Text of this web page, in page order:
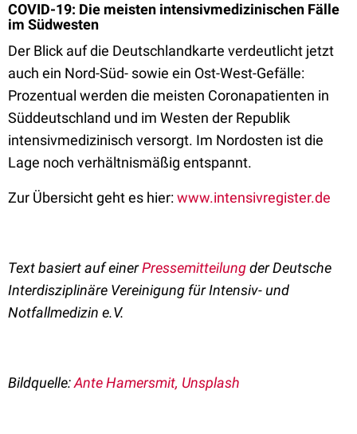
COVID-19: Die meisten intensivmedizinischen Fälle
im Südwesten
Der Blick auf die Deutschlandkarte verdeutlicht jetzt
auch ein Nord-Süd- sowie ein Ost-West-Gefälle:
Prozentual werden die meisten Coronapatienten in
Süddeutschland und im Westen der Republik
intensivmedizinisch versorgt. Im Nordosten ist die
Lage noch verhältnismäßig entspannt.
Zur Übersicht geht es hier:www.intensivregister.de
Text basiert auf einerPressemitteilungder Deutsche
Interdisziplinäre Vereinigung für Intensiv- und
Notfallmedizin e.V.
Bildquelle:Ante Hamersmit, Unsplash